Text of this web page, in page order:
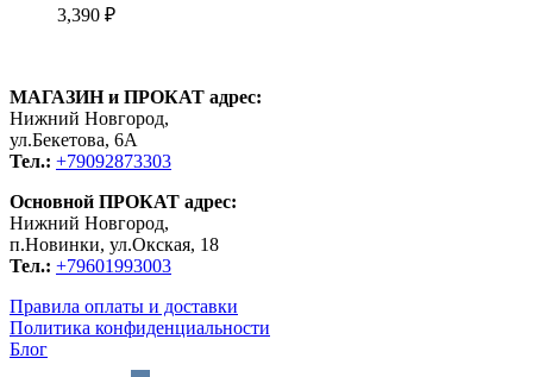
3,390 ₽
МАГАЗИН и ПРОКАТ адрес:
Нижний Новгород,
ул.Бекетова, 6А
Тел.: +79092873303
Основной ПРОКАТ адрес:
Нижний Новгород,
п.Новинки, ул.Окская, 18
Тел.: +79601993003
Правила оплаты и доставки
Политика конфиденциальности
Блог